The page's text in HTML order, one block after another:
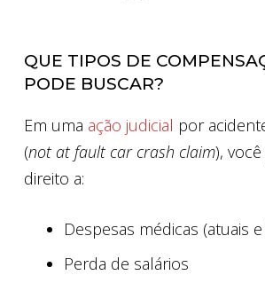
QUE TIPOS DE
PODE BUSCAR?
Em uma ação judicial por
(not at fault car crash claim),
direito a:
Despesas médicas (atuais
Perda de salários